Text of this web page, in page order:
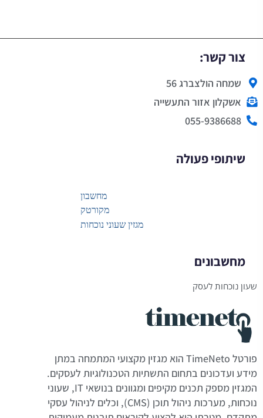
צור קשר:
שמחה הולצברג 56
אשקלון אזור התעשייה
055-9386688
שיתופי פעולה
מחשבון
מקורטק
מגזין שעוני נוכחות
מחשבונים
שעון נוכחות לעסק
פורטל TimeNeto הוא מגזין מקצועי המתמחה במתן
מידע ועדכונים בתחום התשתיות הטכנולוגיות לעסקים.
המגזין מספק תכנים מקיפים ומגוונים בנושאי IT, שעוני
נוכחות, מערכות ניהול תוכן (CMS), וכלים לניהול עסקי